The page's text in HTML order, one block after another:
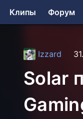
Клипы Форум
Izzard
Solar